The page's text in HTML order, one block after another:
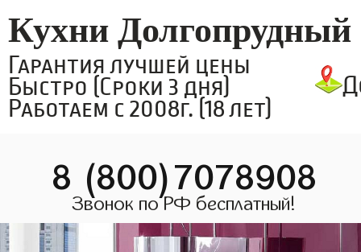
Кухни Долгопрудный
Гарантия лучшей цены
Быстро (Сроки 3 дня)
Работаем с 2008г. (18 лет)
8 (800)7078908
Звонок по РФ бесплатный!